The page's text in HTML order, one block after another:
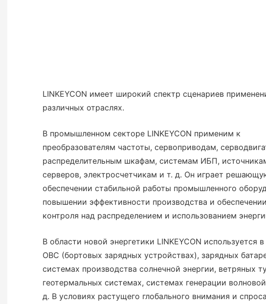
LINKEYCON имеет широкий спектр сценариев
различных отраслях.
В промышленном секторе LINKEYCON применим к
преобразователям частоты, сервоприводам,
распределительным шкафам, системам ИБП,
серверов, электросчетчикам и т. д. Он играет
обеспечении стабильной работы промышленного
повышении эффективности производства и
контроля над распределением и использованием
В области новой энергетики LINKEYCON используется
OBC (бортовых зарядных устройствах), зарядных
системах производства солнечной энергии, ветряных
геотермальных системах, системах генерации
д. В условиях растущего глобального внимания и